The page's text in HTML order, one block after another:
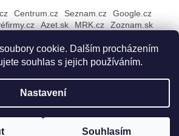
cookie. Dalším procházením
souhlas s jejich používáním.
Nastavení
Souhlasím
Centrum.cz Seznam.cz
Google.cz
Azet.sk MRK.cz Zoznam.sk
Rybářské NEJ Bruntál
Upravit nastavení cookies